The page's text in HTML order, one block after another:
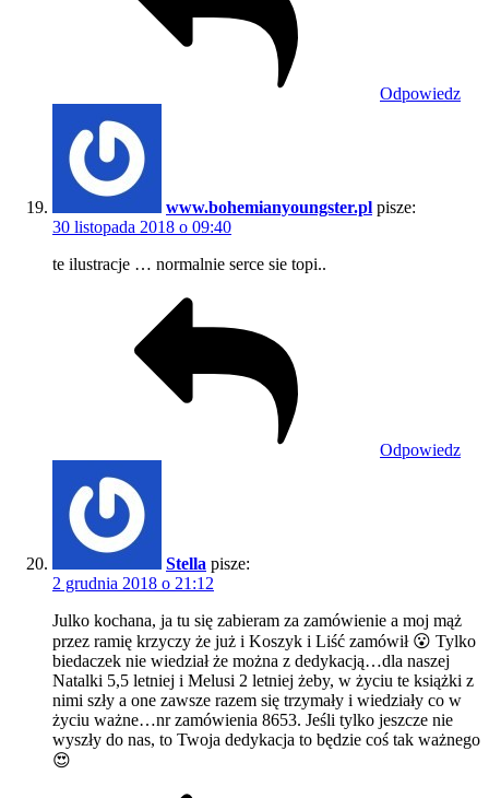
Odpowiedz
www.bohemianyoungster.pl pisze:
30 listopada 2018 o 09:40
te ilustracje … normalnie serce sie topi..
Odpowiedz
Stella pisze:
2 grudnia 2018 o 21:12
Julko kochana, ja tu się zabieram za zamówienie a moj mąż
przez ramię krzyczy że już i Koszyk i Liść zamówił 😮 Tylko
biedaczek nie wiedział że można z dedykacją…dla naszej
Natalki 5,5 letniej i Melusi 2 letniej żeby, w życiu te książki z
nimi szły a one zawsze razem się trzymały i wiedziały co w
życiu ważne…nr zamówienia 8653. Jeśli tylko jeszcze nie
wyszły do nas, to Twoja dedykacja to będzie coś tak ważnego
😍